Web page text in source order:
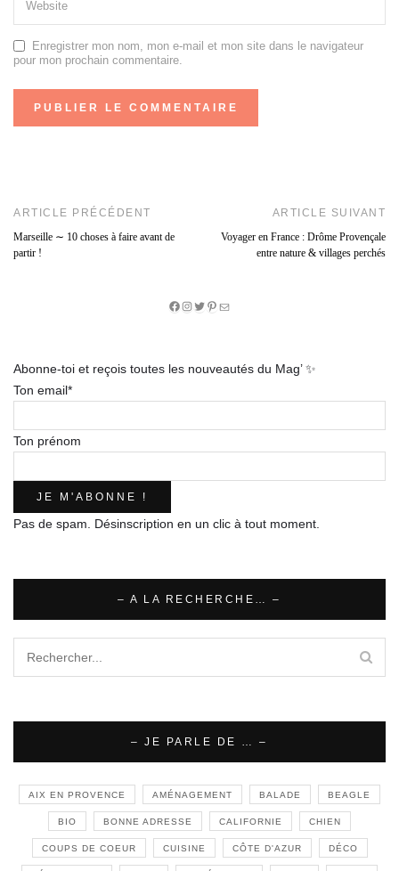
Enregistrer mon nom, mon e-mail et mon site dans le navigateur
pour mon prochain commentaire.
ARTICLE PRÉCÉDENT
Marseille ∼ 10 choses à faire avant de
partir !
ARTICLE SUIVANT
Voyager en France : Drôme Provençale
entre nature & villages perchés
Facebook
Instagram
Twitter
Pinterest
E-
Abonne-toi et reçois toutes les nouveautés du Mag’ ✨
Ton email*
Ton prénom
Pas de spam. Désinscription en un clic à tout moment.
– A LA RECHERCHE… –
– JE PARLE DE … –
AIX EN PROVENCE AMÉNAGEMENT BALADE BEAGLE
BIO BONNE ADRESSE CALIFORNIE CHIEN
COUPS DE COEUR CUISINE CÔTE D'AZUR DÉCO